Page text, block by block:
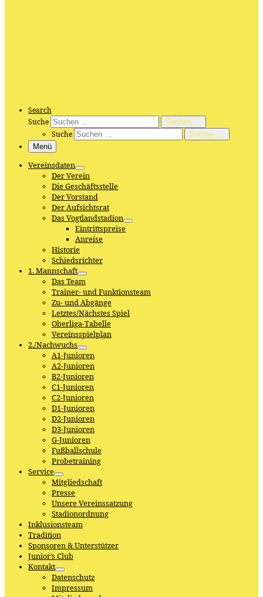
Search
Suche
Suchen …
Suche
Suchen …
Menü
Vereinsdaten
Der Verein
Die Geschäftsstelle
Der Vorstand
Der Aufsichtsrat
Das Vogtlandstadion
Eintrittspreise
Anreise
Historie
Schiedsrichter
1. Mannschaft
Das Team
Trainer- und Funktionsteam
Zu- und Abgänge
Letztes/Nächstes Spiel
Oberliga-Tabelle
Vereinsspielplan
2./Nachwuchs
A1-Junioren
A2-Junioren
B2-Junioren
C1-Junioren
C2-Junioren
D1-Junioren
D2-Junioren
D3-Junioren
G-Junioren
Fußballschule
Probetraining
Service
Mitgliedschaft
Presse
Unsere Vereinssatzung
Stadionordnung
Inklusionsteam
Tradition
Sponsoren & Unterstützer
Junior’s Club
Kontakt
Datenschutz
Impressum